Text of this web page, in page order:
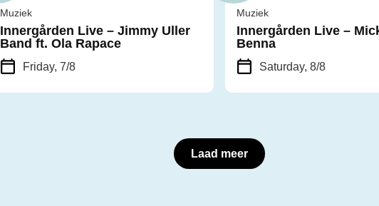
Muziek
Innergården Live – Jimmy Uller
Band ft. Ola Rapace
Friday, 7/8
Muziek
Innergården Live –
Benna
Saturday, 8/8
Laad meer